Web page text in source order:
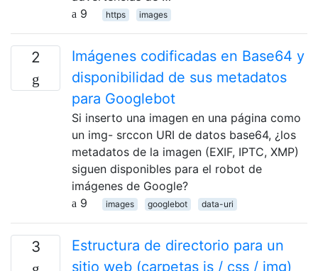
9
https images
2
Imágenes codificadas en Base64 y
disponibilidad de sus metadatos
para Googlebot
Si inserto una imagen en una página como
un img- srccon URI de datos base64, ¿los
metadatos de la imagen (EXIF, IPTC, XMP)
siguen disponibles para el robot de
imágenes de Google?
9
images googlebot data-uri
3
Estructura de directorio para un
sitio web (carpetas js / css / img)